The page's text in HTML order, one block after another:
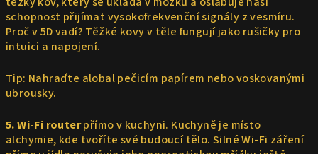
schopnost přijímat vysokofrekvenční signály z vesmíru.
Proč v 5D vadí? Těžké kovy v těle fungují jako rušičky pro
intuici a napojení.
Tip: Nahraďte alobal pečicím papírem nebo voskovanými
ubrousky.
5. Wi-Fi routerpřímo v kuchyni. Kuchyně je místo
alchymie, kde tvoříte své budoucí tělo. Silné Wi-Fi záření